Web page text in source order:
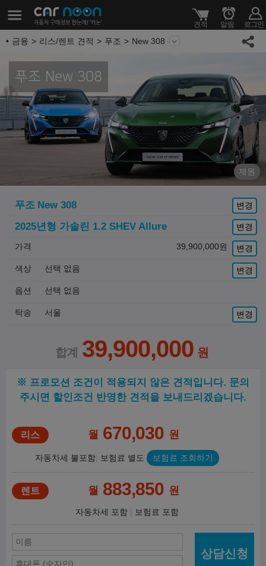
금융 리스/렌트 견적 푸조 New 308
푸조 New 308
제원
푸조 New 308 변경
2025년형 가솔린 1.2 SHEV Allure 변경
가격 39,900,000원 변경
색상 선택 없음 변경
옵션 선택 없음
탁송 서울 변경
39,900,000
※ 프로모션 조건이 적용되지 않은 견적입니다. 문의
주시면 할인조건 반영한 견적을 보내드리겠습니다.
월 670,030 원
자동차세 불포함 보험료 별도 보험료 조회하기
월 883,850 원
자동차세 포함 보험료 포함
상담신청